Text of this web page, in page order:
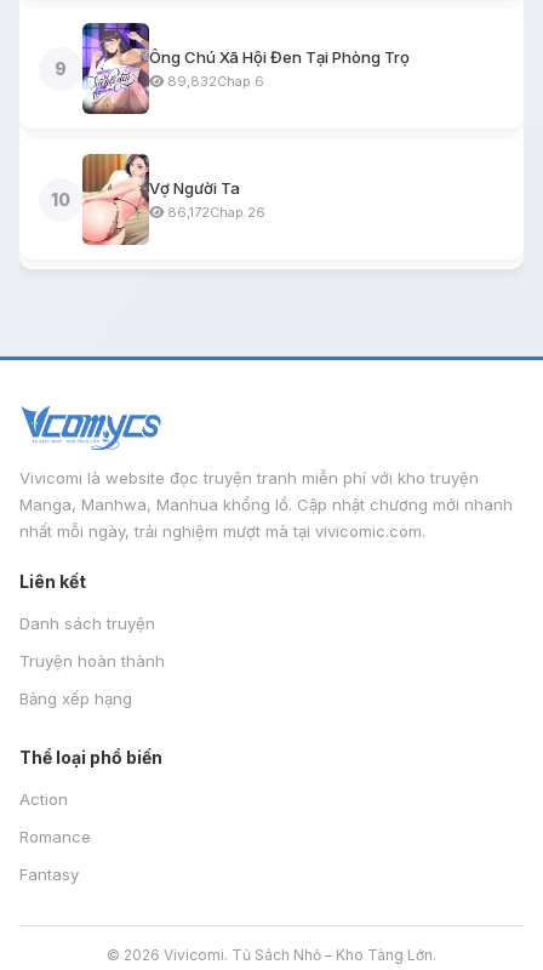
9
Ông Chú Xã Hội Đen Tại Phòng Trọ
89,832Chap 6
10
Vợ Người Ta
86,172Chap 26
Vivicomi là website đọc truyện tranh miễn phí với kho truyện
Manga, Manhwa, Manhua khổng lồ. Cập nhật chương mới nhanh
nhất mỗi ngày, trải nghiệm mượt mà tại vivicomic.com.
Liên kết
Danh sách truyện
Truyện hoàn thành
Bảng xếp hạng
Thể loại phổ biến
Action
Romance
Fantasy
© 2026 Vivicomi. Tủ Sách Nhỏ – Kho Tàng Lớn.